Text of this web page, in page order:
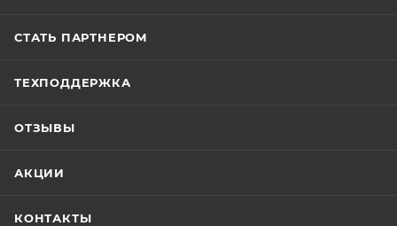
СТАТЬ ПАРТНЕРОМ
ТЕХПОДДЕРЖКА
ОТЗЫВЫ
АКЦИИ
КОНТАКТЫ